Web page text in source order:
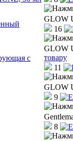
GLOW
16
GLOW
товару
11
GLOW
9
8